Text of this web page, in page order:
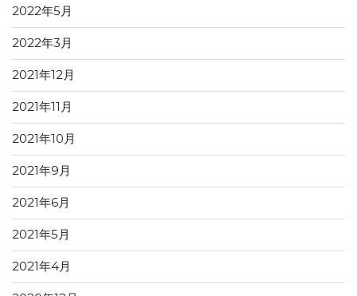
2022年5月
2022年3月
2021年12月
2021年11月
2021年10月
2021年9月
2021年6月
2021年5月
2021年4月